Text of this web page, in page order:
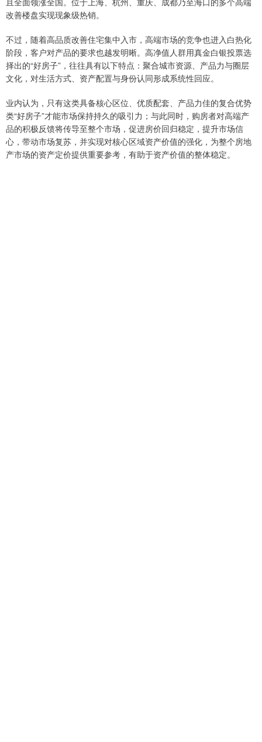
改善楼盘实现现象级热销。
不过，随着高品质改善住宅集中入市，高端市场的竞争也进入白热化
阶段，客户对产品的要求也越发明晰。高净值人群用真金白银投票选
择出的“好房子”，往往具有以下特点：聚合城市资源、产品力与圈层
文化，对生活方式、资产配置与身份认同形成系统性回应。
业内认为，只有这类具备核心区位、优质配套、产品力佳的复合优势
类“好房子”才能市场保持持久的吸引力；与此同时，购房者对高端产
品的积极反馈将传导至整个市场，促进房价回归稳定，提升市场信
心，带动市场复苏，并实现对核心区域资产价值的强化，为整个房地
产市场的资产定价提供重要参考，有助于资产价值的整体稳定。